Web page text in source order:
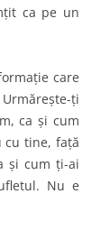
ca pe un
care
ți
ca și cum
cu tine, față
și cum ți-ai
Nu e